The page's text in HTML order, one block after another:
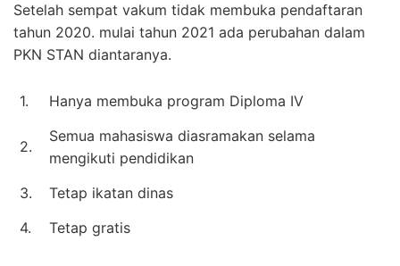
Setelah sempat vakum tidak membuka pendaftaran
tahun 2020. mulai tahun 2021 ada perubahan dalam
PKN STAN diantaranya.
1. Hanya membuka program Diploma IV
2.
Semua mahasiswa diasramakan selama
mengikuti pendidikan
3.
Tetap ikatan dinas
4.
Tetap gratis